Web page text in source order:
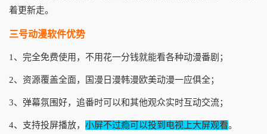
着更新走。
三号动漫软件优势
1、完全免费使用，不用花一分钱就能看各种动漫番剧；
2、资源覆盖全面，国漫日漫韩漫欧美动漫一应俱全；
3、弹幕氛围好，追番时可以和其他观众实时互动交流；
4、支持投屏播放， 小屏不过瘾可以投到电视上大屏观看。